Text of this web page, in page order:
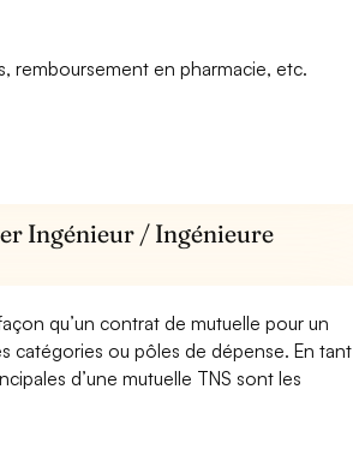
remboursement en pharmacie, etc.
Ingénieur / Ingénieure
qu’un contrat de mutuelle pour un
catégories ou pôles de dépense. En tant
d’une mutuelle TNS sont les